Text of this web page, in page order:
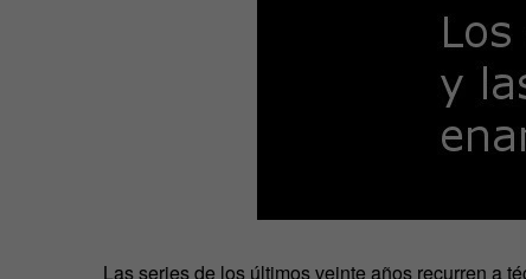
Las series de los últimos veinte años recurren a